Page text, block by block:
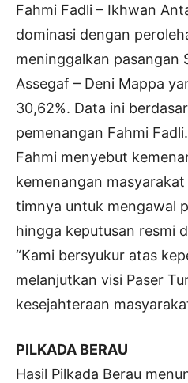
Fahmi Fadli – Ikhwan
dominasi dengan
meninggalkan pasangan
Assegaf – Deni Mappa
30,62%. Data ini
pemenangan Fahmi Fadli.
Fahmi menyebut
kemenangan
timnya untuk mengawal
hingga keputusan resmi
“Kami bersyukur atas
melanjutkan visi Paser
kesejahteraan
PILKADA BERAU
Hasil Pilkada Berau